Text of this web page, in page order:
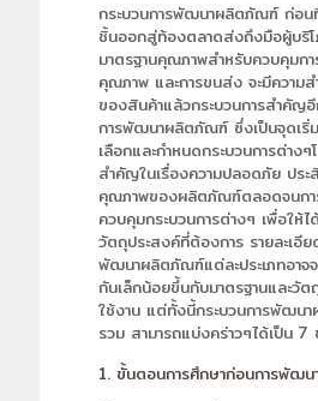
กระบวนการพัฒนาผลิตภัณฑ์ ก่อ
ชิ้นออกสู่ท้องตลาดส่งถึงมือผู้บริ
มาตรฐานคุณภาพสำหรับควบคุมก
คุณภาพ และการขนส่ง จะมีควา
ของสินค้าแล้วกระบวนการสำคัญ
การพัฒนาผลิตภัณฑ์ ซึ่งเป็นจุดเริ่
เลือกและกำหนดกระบวนการต่างๆ
สำคัญในเรื่องความปลอดภัย ประ
คุณภาพของผลิตภัณฑ์ตลอดจนกา
ควบคุมกระบวนการต่างๆ เพื่อใ
วัตถุประสงค์ที่ต้องการ รายละเอี
พัฒนาผลิตภัณฑ์แต่ละประเภทอาจ
กันเล็กน้อยขึ้นกับมาตรฐานและวัต
ใช้งาน แต่ทั้งนี้กระบวนการพัฒน
รวม สามารถแบ่งคร่าวๆได้เป็น
1. ขั้นตอนการศึกษาก่อนการพัฒ